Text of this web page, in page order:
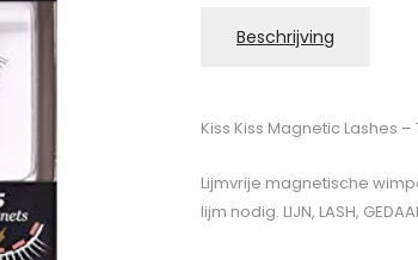
Beschrijving
Kiss Kiss Magnetic Lashes
Lijmvrije magnetische
lijm nodig. LIJN, LASH,